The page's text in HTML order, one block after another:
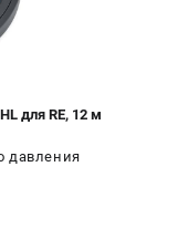
для RE, 12 м
давления